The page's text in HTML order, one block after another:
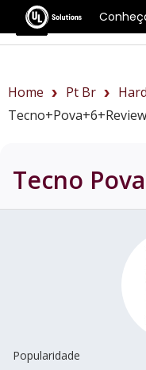
Home Pt Br
Tecno+Pova+6+review
Tecno
Popularidade